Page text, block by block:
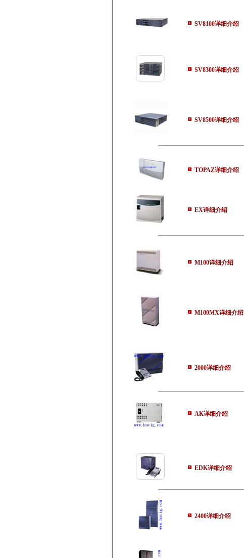
SV8100详细介绍
SV8300详细介绍
SV8500详细介绍
TOPAZ详细介绍
EX详细介绍
M100详细介绍
M100MX详细介绍
2000详细介绍
AK详细介绍
EDK详细介绍
2400详细介绍